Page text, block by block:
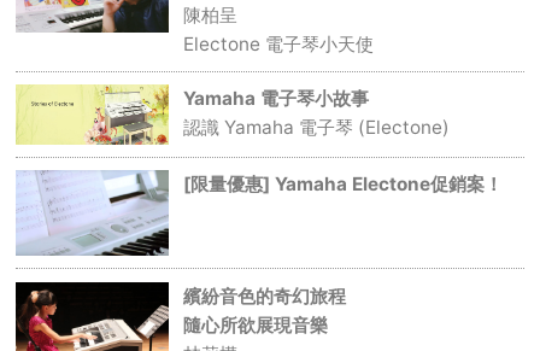
陳柏呈
Electone 電子琴小天使
Yamaha 電子琴小故事
認識 Yamaha 電子琴 (Electone)
[限量優惠] Yamaha Electone促銷案！
繽紛音色的奇幻旅程
隨心所欲展現音樂